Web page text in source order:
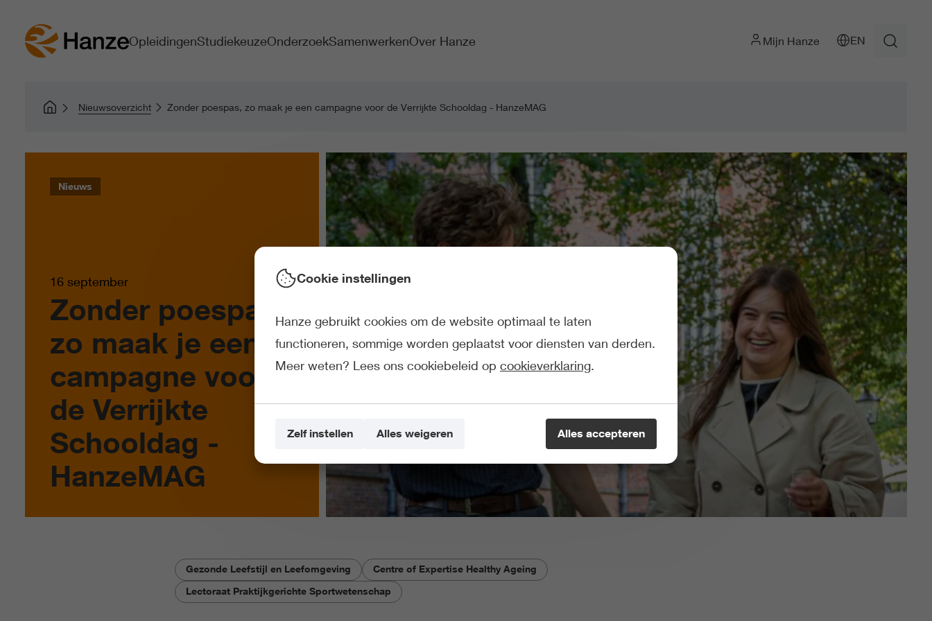
OpleidingenStudiekeuzeOnderzoekSamenwerkenOver Hanze Mijn Hanze EN
Nieuwsoverzicht Zonder poespas, zo maak je een campagne voor de Verrijkte Schooldag - HanzeMAG
Zonder poespas,
zo maak je een
campagne voor
de Verrijkte
Schooldag -
HanzeMAG
16 september
Nieuws
Gezonde Leefstijl en Leefomgeving
Centre of Expertise Healthy Ageing
Lectoraat Praktijkgerichte Sportwetenschap
Cookie instellingen
Hanze gebruikt cookies om de website optimaal te laten
functioneren, sommige worden geplaatst voor diensten van derden.
Meer weten? Lees ons cookiebeleid op cookieverklaring.
Alles accepteren
Zelf instellen Alles weigeren